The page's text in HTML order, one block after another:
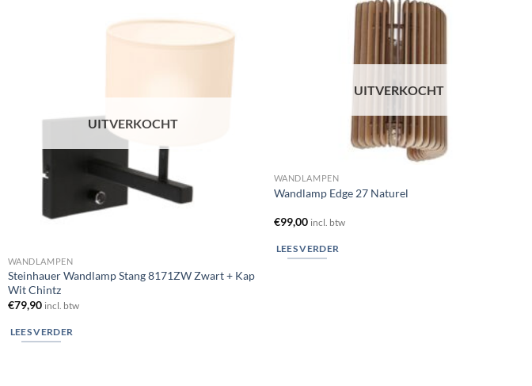
Toevoegen
UITVERKOCHT
WANDLAMPEN
Steinhauer Wandlamp Stang 8171ZW Zwart + Kap
Wit Chintz
€79,90 incl. btw
LEES VERDER
UITVERKOCHT
WANDLAMPEN
Wandlamp Edge 27 Naturel
€99,00 incl. btw
LEES VERDER